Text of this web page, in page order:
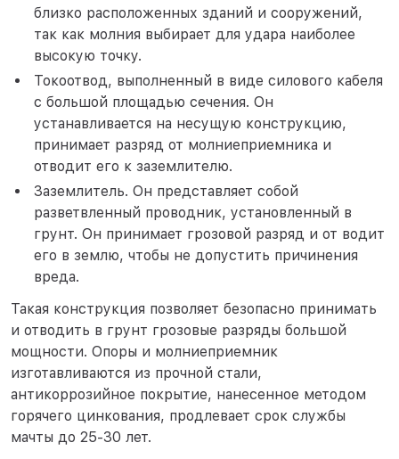
близко расположенных зданий и сооружений,
так как молния выбирает для удара наиболее
высокую точку.
Токоотвод, выполненный в виде силового кабеля
с большой площадью сечения. Он
устанавливается на несущую конструкцию,
принимает разряд от молниеприемника и
отводит его к заземлителю.
Заземлитель. Он представляет собой
разветвленный проводник, установленный в
грунт. Он принимает грозовой разряд и от водит
его в землю, чтобы не допустить причинения
вреда.
Такая конструкция позволяет безопасно принимать
и отводить в грунт грозовые разряды большой
мощности. Опоры и молниеприемник
изготавливаются из прочной стали,
антикоррозийное покрытие, нанесенное методом
горячего цинкования, продлевает срок службы
мачты до 25-30 лет.